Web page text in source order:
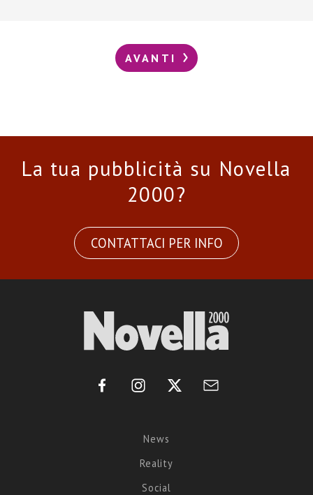
AVANTI
La tua pubblicità su Novella
2000?
CONTATTACI PER INFO
News
Reality
Social